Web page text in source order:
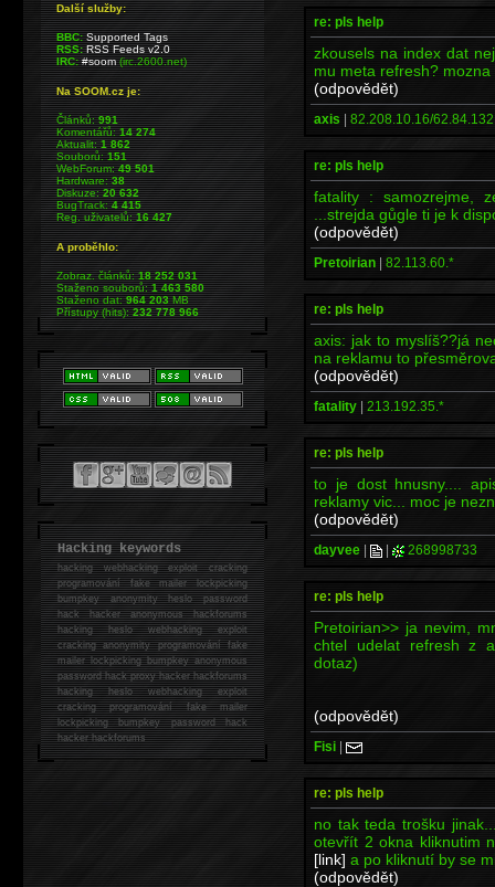
re: pls help
zkousels na index dat
mu meta refresh?
(odpovědět)
axis | 82.208.10.16/
re: pls help
fatality : samozrejme,
...strejda gůgle ti je k
(odpovědět)
Pretoirian | 82.113.60.*
re: pls help
axis: jak to myslíš??já
na reklamu to
(odpovědět)
fatality | 213.192.35.*
re: pls help
to je dost hnusny....
reklamy vic... moc je
(odpovědět)
dayvee | | 268998733
re: pls help
Pretoirian>> ja nevim,
chtel udelat refresh z
dotaz)
(odpovědět)
Fisi |
re: pls help
no tak teda trošku
otevřít 2 okna kliknutim
[link] a po kliknutí by se
(odpovědět)
Další služby:
BBC: Supported Tags
RSS: RSS Feeds v2.0
IRC: #soom(irc.2600.net)
Na SOOM.cz je:
Článků:991
Komentářů:14 274
Aktualit:1 862
Souborů:151
WebForum:49 501
Hardware:38
Diskuze:20 632
BugTrack:4 415
Reg. uživatelů:16 427
A proběhlo:
Zobraz. článků:18 252 031
Staženo souborů:1 463 580
Staženo dat:964 203MB
Přístupy (hits):232 778 966
Hacking keywords
hackingwebhacking exploit cracking
programování fake mailer lockpicking
bumpkey anonymity heslo password
hackhacker anonymous hackforums
hackingheslo webhacking exploit
cracking anonymity programování fake
mailer lockpicking bumpkey anonymous
password hack proxy hacker hackforums
hacking heslo webhacking exploit
cracking programování fake mailer
lockpicking bumpkey password hack
hackerhackforums